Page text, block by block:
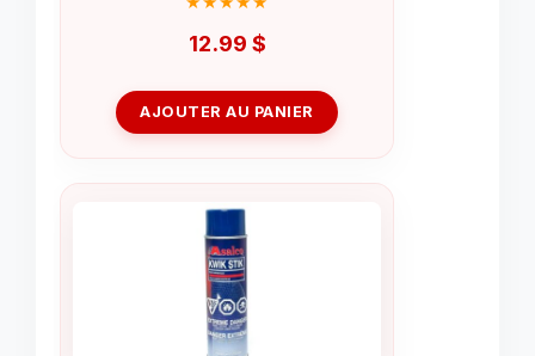
12.99 $
AJOUTER AU PANIER